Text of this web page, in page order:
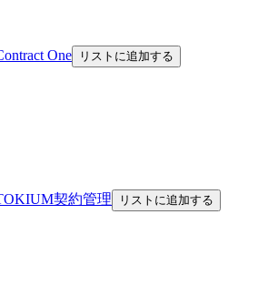
One リストに追加する
契約管理 リストに追加する